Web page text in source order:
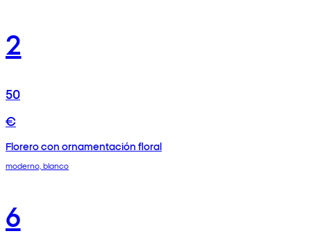
2
50
€
Florero con ornamentación floral
moderno, blanco
6